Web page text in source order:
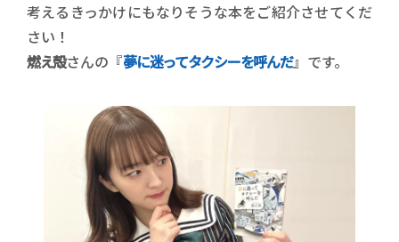
考えるきっかけにもなりそうな本をご紹介させてくだ
さい！
燃え殻さんの『夢に迷ってタクシーを呼んだ』です。